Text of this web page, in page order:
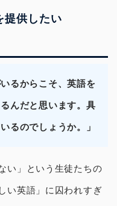
提供したい
るからこそ、英語を
んだと思います。具
るのでしょうか。」
い」という生徒たちの
い英語」に囚われすぎ